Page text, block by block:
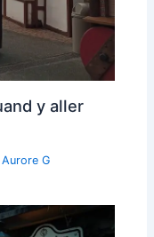
y aller
Aurore G